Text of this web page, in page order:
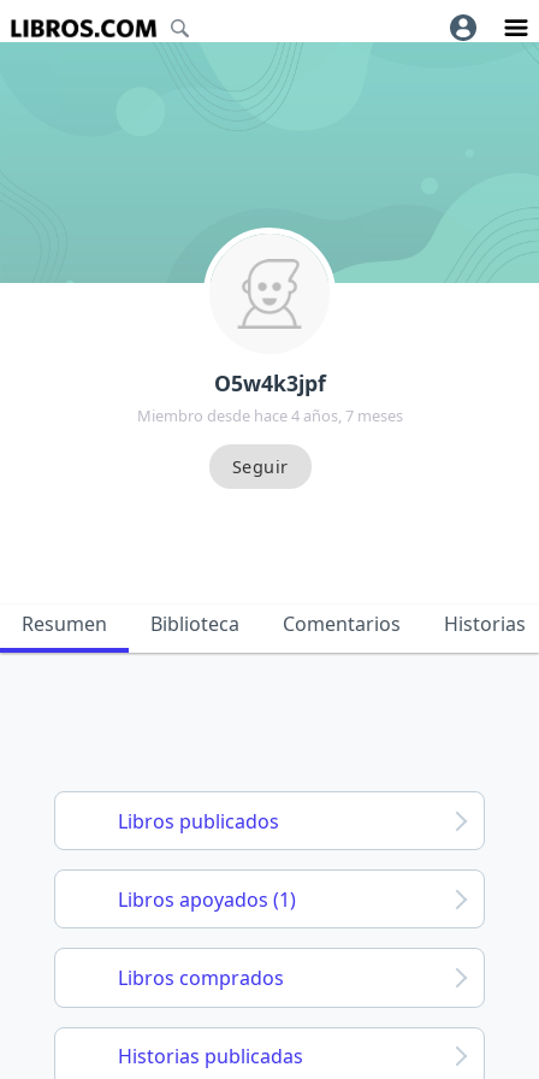
O5w4k3jpf
Miembro desde hace 4 años, 7 meses
Resumen Biblioteca Comentarios Historias
Libros publicados
Libros apoyados (1)
Libros comprados
Historias publicadas